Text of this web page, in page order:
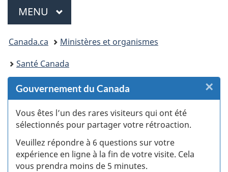
Menu
MENU PRINCIPAL
Vous
êtes
ici :
Canada.ca
Ministères et organismes
Santé Canada
Gouvernement du Canada
Vous êtes l’un des rares visiteurs qui ont été
sélectionnés pour partager votre rétroaction.
Veuillez répondre à 6 questions sur votre
expérience en ligne à la fin de votre visite. Cela
vous prendra moins de 5 minutes.
×